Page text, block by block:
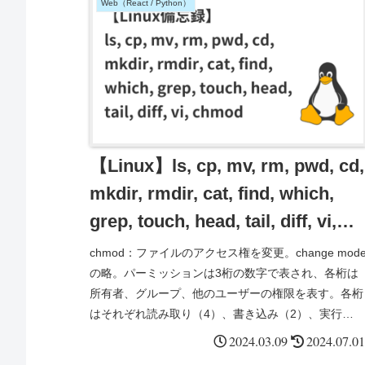
Web（React / Python）
【Linux】ls, cp, mv, rm, pwd, cd,
mkdir, rmdir, cat, find, which,
grep, touch, head, tail, diff, vi,
chmod
chmod：ファイルのアクセス権を変更。change
の略。パーミッションは3桁の数字で表され、各桁は
所有者、グループ、他のユーザーの権限を表す。各桁
はそれぞれ読み取り（4）、書き込み（2）、実行
（1）の値を持ち、これらの値を組み合わせて権限を
2024.03.09 2024.07.01